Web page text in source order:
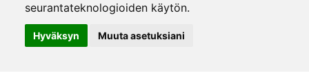
seurantateknologioiden käytön.
Hyväksyn Muuta asetuksiani